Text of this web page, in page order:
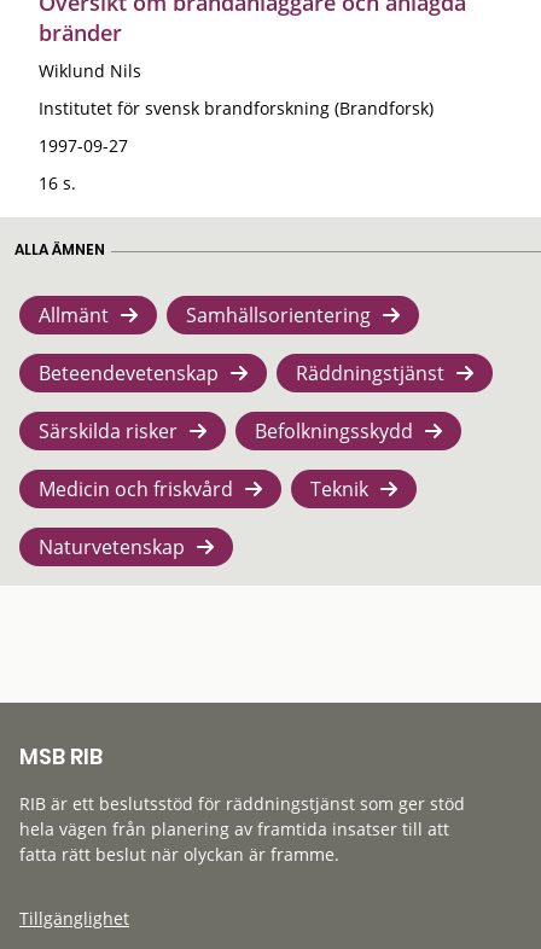
bränder
Wiklund Nils
Institutet för svensk brandforskning (Brandforsk)
1997-09-27
16 s.
ALLA ÄMNEN
Allmänt Samhällsorientering
Beteendevetenskap Räddningstjänst
Särskilda risker Befolkningsskydd
Medicin och friskvård Teknik
Naturvetenskap
MSB RIB
RIB är ett beslutsstöd för räddningstjänst som ger stöd
hela vägen från planering av framtida insatser till att
fatta rätt beslut när olyckan är framme.
Tillgänglighet